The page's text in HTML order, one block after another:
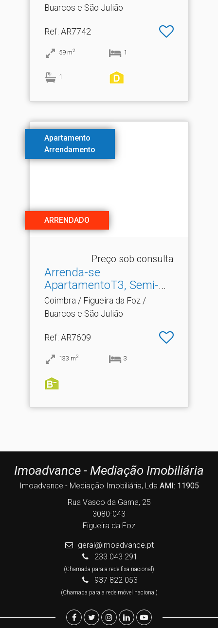
Buarcos e São Julião
Ref: AR7742
59 m2 1
1
Apartamento
Arrendamento
ARRENDADO
Preço sob consulta
Arrenda-se
ApartamentoT3, Semi-
Novo, Com Gara.​..
Coimbra / Figueira da Foz /
Buarcos e São Julião
Ref: AR7609
133 m2 3
Imoadvance - Mediação Imobiliária
Imoadvance - Mediação Imobiliária, Lda AMI: 11905
Rua Vasco da Gama, 25
3080-043
Figueira da Foz
geral@imoadvance.pt
233 043 291
(Chamada para a rede fixa nacional)
937 822 053
(Chamada para a rede móvel nacional)